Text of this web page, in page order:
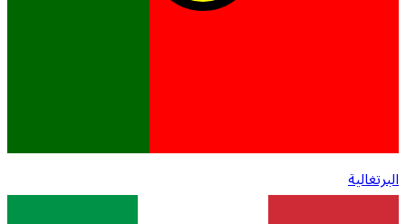
البرتغالية